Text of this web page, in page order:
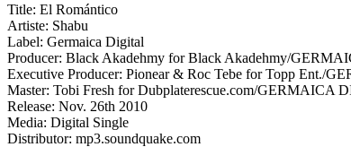
Title: El Romántico
Artiste: Shabu
Label: Germaica Digital
Producer: Black Akadehmy for Black Akadehmy/
Executive Producer: Pionear & Roc Tebe for Topp Ent./
Master: Tobi Fresh for Dubplaterescue.com/GERMAICA
Release: Nov. 26th 2010
Media: Digital Single
Distributor: mp3.soundquake.com